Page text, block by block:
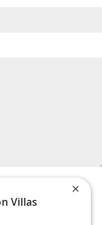
×
Villas